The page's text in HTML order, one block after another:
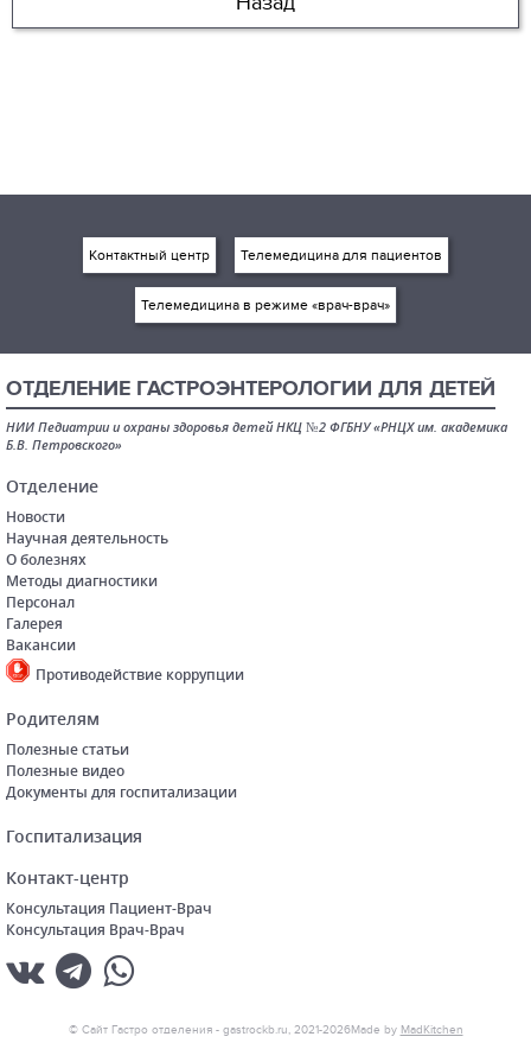
Контактный центр Телемедицина для пациентов
Телемедицина в режиме «врач-врач»
ОТДЕЛЕНИЕ ГАСТРОЭНТЕРОЛОГИИ ДЛЯ ДЕТЕЙ
НИИ Педиатрии и охраны здоровья детей НКЦ №2 ФГБНУ «РНЦХ им. академика
Б.В. Петровского»
Отделение
Новости
Научная деятельность
О болезнях
Методы диагностики
Персонал
Галерея
Вакансии
Противодействие коррупции
Родителям
Полезные статьи
Полезные видео
Документы для госпитализации
Госпитализация
Контакт-центр
Консультация Пациент-Врач
Консультация Врач-Врач
© Cайт Гастро отделения - gastrockb.ru, 2021-2026Made by MadKitchen